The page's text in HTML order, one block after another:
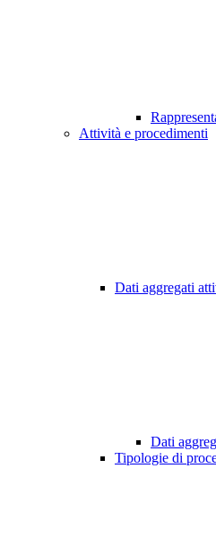
Attività e procedimenti
Dati aggregati
Dati
Tipologie di